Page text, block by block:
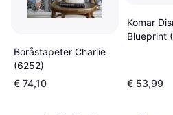
Boråstapeter Charlie
(6252)
€ 74,10
Komar
Blueprint
€ 53,99